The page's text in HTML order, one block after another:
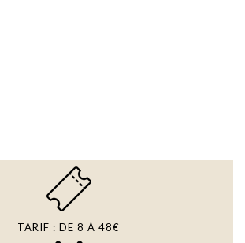
TARIF : DE 8 À 48€